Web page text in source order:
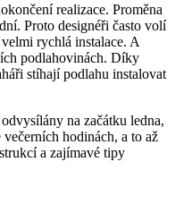
realizace. Proměna
Proto designéři často volí
rychlá instalace. A
podlahovinách. Díky
stíhají podlahu instalovat
na začátku ledna,
hodinách, a to až
a zajímavé tipy